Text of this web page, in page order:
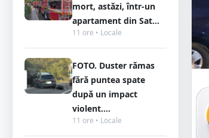
mort, astăzi, într-un
apartament din Sat...
11 ore • Locale
FOTO. Duster rămas
fără puntea spate
după un impact
violent....
11 ore • Locale